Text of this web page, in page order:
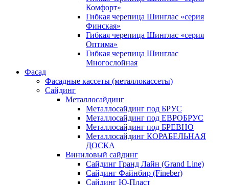
Комфорт»
Гибкая черепица Шинглас «серия
Финская»
Гибкая черепица Шинглас «серия
Оптима»
Гибкая черепица Шинглас
Многослойная
Фасад
Фасадные кассеты (металлокассеты)
Сайдинг
Металлосайдинг
Металлосайдинг под БРУС
Металлосайдинг под ЕВРОБРУС
Металлосайдинг под БРЕВНО
Металлосайдинг КОРАБЕЛЬНАЯ
ДОСКА
Виниловый сайдинг
Сайдинг Гранд Лайн (Grand Line)
Сайдинг Файнбир (Fineber)
Сайдинг Ю-Пласт